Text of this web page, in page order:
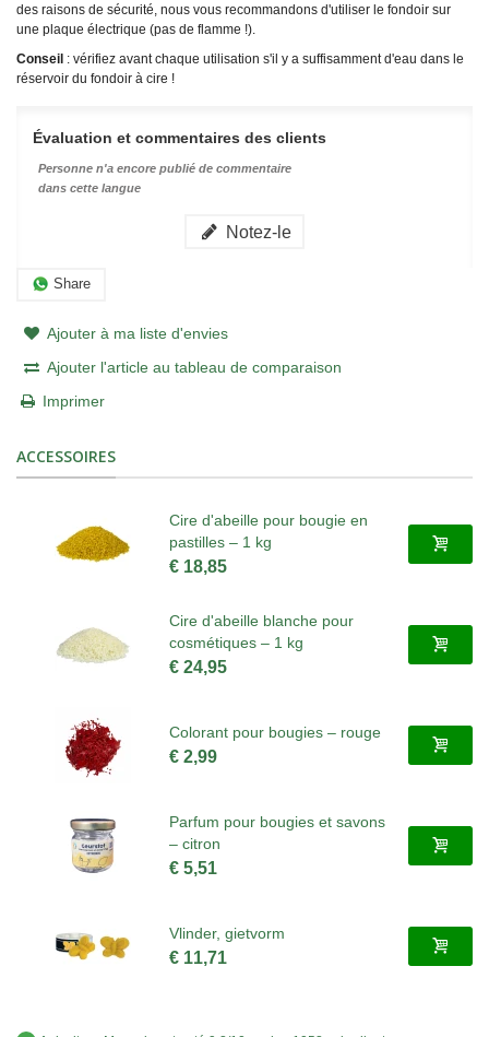
des raisons de sécurité, nous vous recommandons d'utiliser le fondoir sur
une plaque électrique (pas de flamme !).
Conseil : vérifiez avant chaque utilisation s'il y a suffisamment d'eau dans le
réservoir du fondoir à cire !
Évaluation et commentaires des clients
Personne n'a encore publié de commentaire
dans cette langue
Notez-le
Share
Ajouter à ma liste d'envies
Ajouter l'article au tableau de comparaison
Imprimer
ACCESSOIRES
Cire d'abeille pour bougie en
pastilles – 1 kg
€ 18,85
Cire d'abeille blanche pour
cosmétiques – 1 kg
€ 24,95
Colorant pour bougies – rouge
€ 2,99
Parfum pour bougies et savons
– citron
€ 5,51
Vlinder, gietvorm
€ 11,71